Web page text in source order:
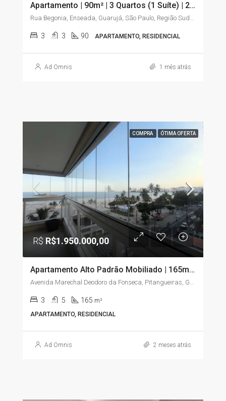
Apartamento | 90m² | 3 Quartos (1 Suíte) | 2 Sacadas | Elevador | Enseada – Guarujá/SP
Rua Begonia, Enseada, Guarujá, São Paulo, Região Sudeste, 11441-225, Brasil
3 3 90 APARTAMENTO, RESIDENCIAL
Ad Omnis 1 mês atrás
COMPRA ÓTIMA OFERTA
R$ R$1.950.000,00
Apartamento Alto Padrão Mobiliado | 165m² | 3 Suítes | Vista para o Mar | Pitangueiras – Guarujá/SP
3 5 165 m²
APARTAMENTO, RESIDENCIAL
Ad Omnis 2 meses atrás